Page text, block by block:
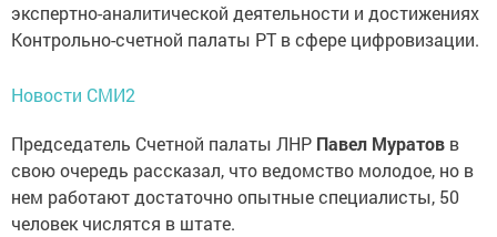
экспертно-аналитической деятельности и достижениях
Контрольно-счетной палаты РТ в сфере цифровизации.
Новости СМИ2
Председатель Счетной палаты ЛНР Павел Муратов в
свою очередь рассказал, что ведомство молодое, но в
нем работают достаточно опытные специалисты, 50
человек числятся в штате.